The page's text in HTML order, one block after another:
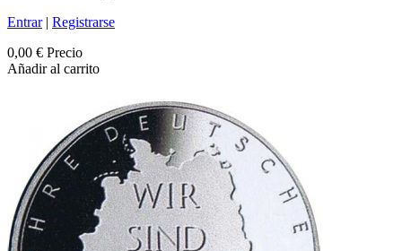
Entrar| Registrarse
0,00 € Precio
Añadir al carrito